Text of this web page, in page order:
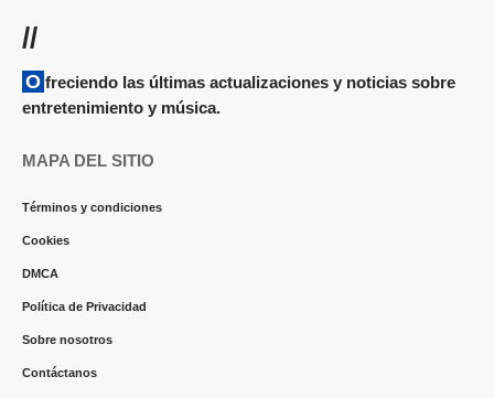
//
Ofreciendo las últimas actualizaciones y noticias sobre
entretenimiento y música.
MAPA DEL SITIO
Términos y condiciones
Cookies
DMCA
Política de Privacidad
Sobre nosotros
Contáctanos